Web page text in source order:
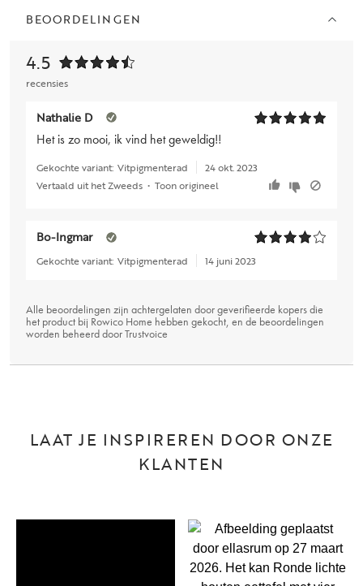
BEOORDELINGEN
4.5
recensies
Nathalie D
Het is zo mooi, ik vind het geweldig!!
Gekochte variant: Vitpigmenterad
24 okt. 2023
Vertaald uit het Zweeds • Toon origineel
Bo-Ingmar
Gekochte variant: Vitpigmenterad 14 juni 2023
Alle beoordelingen zijn achtergelaten door geverifieerde kopers die
het product bij Rowico Home hebben gekocht, en de beoordelingen
worden beheerd doorTrustvoice
LAAT JE INSPIREREN DOOR ONZE
KLANTEN